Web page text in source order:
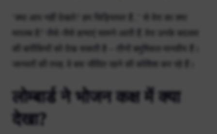
“क्या आप नहीं देखते? हम चिड़ियाघर हैं…” से वेरा का क्या
मतलब है? जैसे-जैसे हत्याएं सामने आती हैं, वेरा उनके बदलाव
की बारीकियों को देख सकती है – तीनों बमुश्किल मानवीय हैं।
जानवरों की तरह, वे बस जीवित रहने की कोशिश कर रहे हैं।
लोम्बार्ड ने भोजन कक्ष में क्या
देखा?